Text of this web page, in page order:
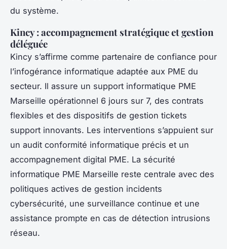
du système.
Kincy : accompagnement stratégique et gestion
déléguée
Kincy s’affirme comme partenaire de confiance pour
l’infogérance informatique adaptée aux PME du
secteur. Il assure un support informatique PME
Marseille opérationnel 6 jours sur 7, des contrats
flexibles et des dispositifs de gestion tickets
support innovants. Les interventions s’appuient sur
un audit conformité informatique précis et un
accompagnement digital PME. La sécurité
informatique PME Marseille reste centrale avec des
politiques actives de gestion incidents
cybersécurité, une surveillance continue et une
assistance prompte en cas de détection intrusions
réseau.